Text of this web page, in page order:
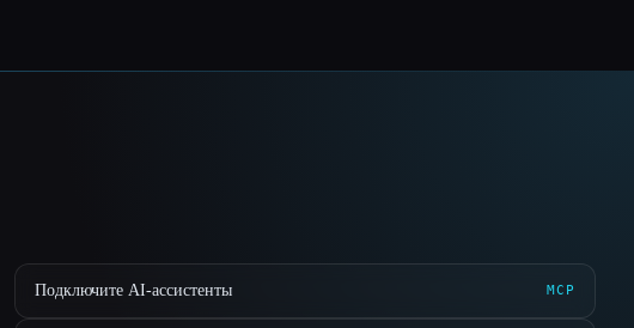
Подключите AI-ассистенты MCP